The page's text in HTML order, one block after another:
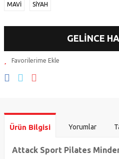
MAVİ SİYAH
GELİNCE
Ürün Bilgisi Yorumlar
Attack Sport Pilates